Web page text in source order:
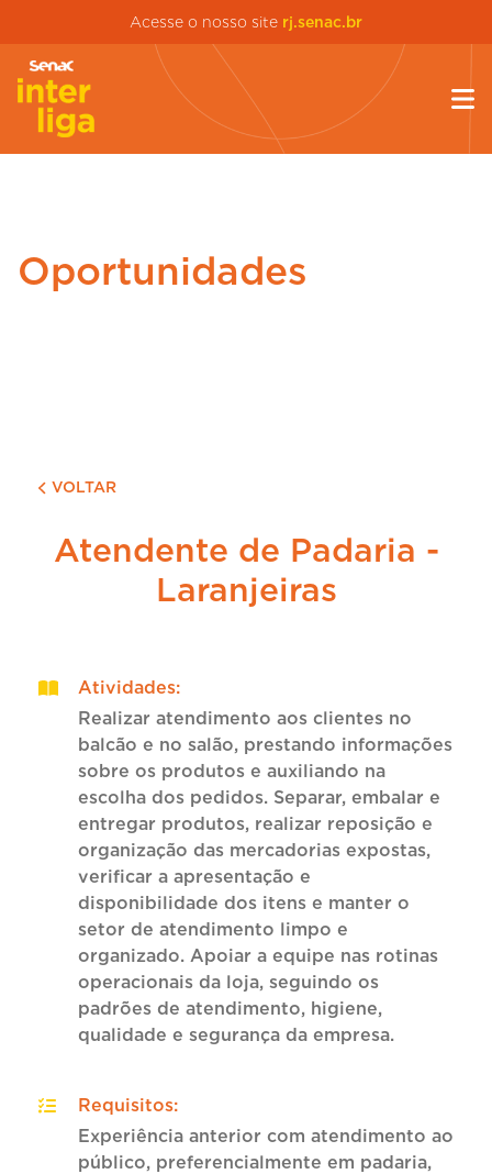
Acesse o nosso site rj.senac.br
Oportunidades
VOLTAR
Atendente de Padaria -
Laranjeiras
Atividades:
Realizar atendimento aos clientes no
balcão e no salão, prestando informações
sobre os produtos e auxiliando na
escolha dos pedidos. Separar, embalar e
entregar produtos, realizar reposição e
organização das mercadorias expostas,
verificar a apresentação e
disponibilidade dos itens e manter o
setor de atendimento limpo e
organizado. Apoiar a equipe nas rotinas
operacionais da loja, seguindo os
padrões de atendimento, higiene,
qualidade e segurança da empresa.
Requisitos:
Experiência anterior com atendimento ao
público, preferencialmente em padaria,